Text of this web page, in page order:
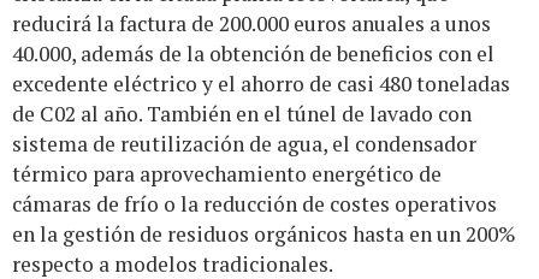
reducirá la factura de 200.000 euros anuales a unos
40.000, además de la obtención de beneficios con el
excedente eléctrico y el ahorro de casi 480 toneladas
de C02 al año. También en el túnel de lavado con
sistema de reutilización de agua, el condensador
térmico para aprovechamiento energético de
cámaras de frío o la reducción de costes operativos
en la gestión de residuos orgánicos hasta en un 200%
respecto a modelos tradicionales.